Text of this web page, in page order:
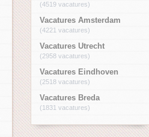
(4519 vacatures)
Vacatures Amsterdam
(4221 vacatures)
Vacatures Utrecht
(2958 vacatures)
Vacatures Eindhoven
(2518 vacatures)
Vacatures Breda
(1831 vacatures)